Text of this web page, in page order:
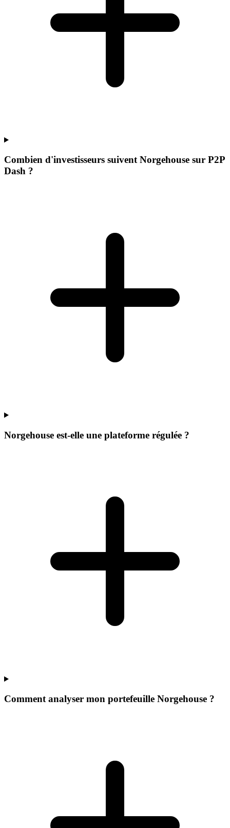
Combien d'investisseurs suivent Norgehouse sur P2P
Dash ?
Norgehouse est-elle une plateforme régulée ?
Comment analyser mon portefeuille Norgehouse ?